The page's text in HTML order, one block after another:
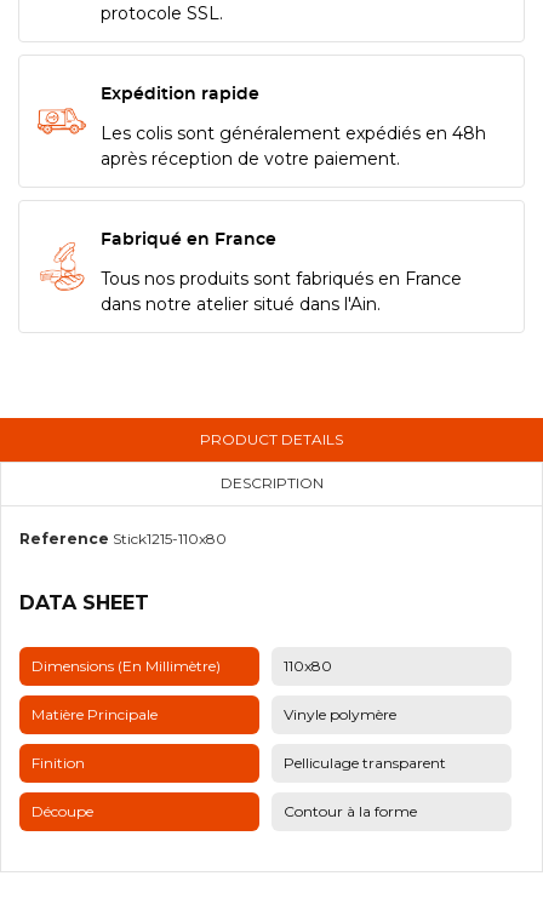
protocole SSL.
Expédition rapide
Les colis sont généralement expédiés en 48h
après réception de votre paiement.
Fabriqué en France
Tous nos produits sont fabriqués en France
dans notre atelier situé dans l'Ain.
PRODUCT DETAILS
DESCRIPTION
Reference Stick1215-110x80
DATA SHEET
Dimensions (en Millimètre) 110x80
Matière Principale Vinyle polymère
Finition Pelliculage transparent
Découpe Contour à la forme